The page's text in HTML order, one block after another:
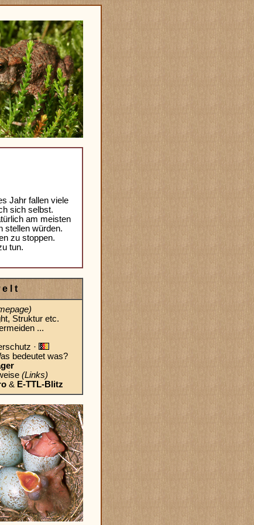
Jahr fallen viele
sich selbst.
am meisten
stellen würden.
zu stoppen.
tun.
l t
Struktur etc.
...
·
bedeutet was?
(Links)
& E-TTL-Blitz